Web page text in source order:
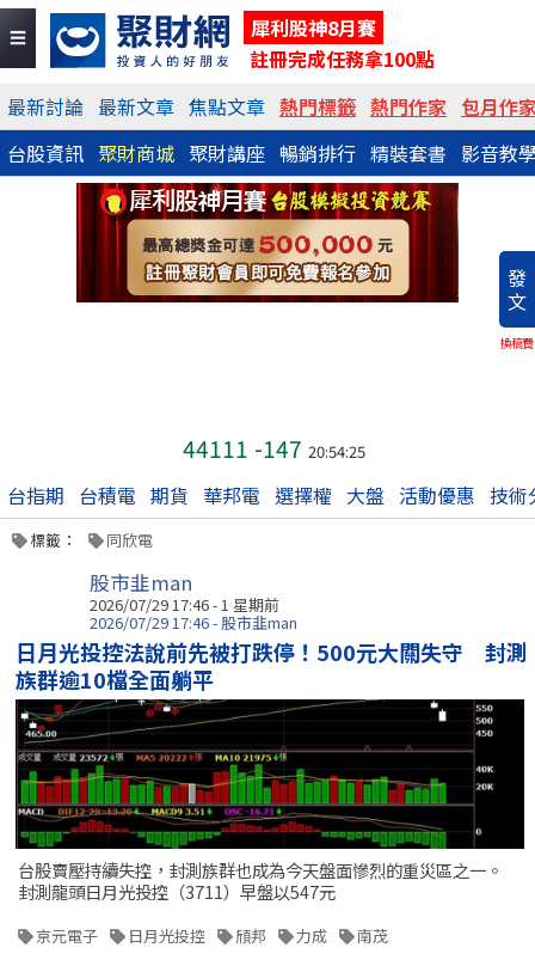
犀利股神8月賽
註冊完成任務拿100點
最新討論 最新文章 焦點文章 熱門標籤 熱門作家 包月作
台股資訊 聚財商城 聚財講座 暢銷排行 精裝套書 影音教
發
文
換稿費
44111 -147 20:54:25
台指期 台積電 期貨 華邦電 選擇權 大盤 活動優惠 技術
標籤： 同欣電
股市韭man
2026/07/29 17:46 - 1 星期前
2026/07/29 17:46 - 股市韭man
日月光投控法說前先被打跌停！500元大關失守 封測
族群逾10檔全面躺平
台股賣壓持續失控，封測族群也成為今天盤面慘烈的重災區之一。
封測龍頭日月光投控（3711）早盤以547元
京元電子 日月光投控 頎邦 力成 南茂